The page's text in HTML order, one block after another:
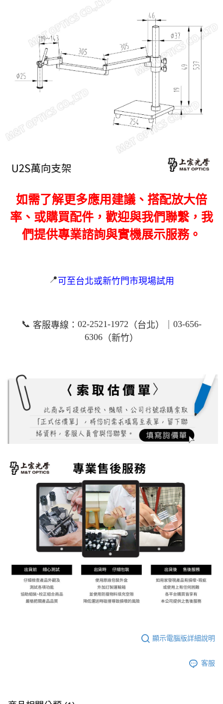
如需了解更多應用建議、搭配放大倍
率、或購買配件，歡迎與我們聯繫，我
們提供專業諮詢與實機展示服務。
📍可至台北或新竹門市現場試用
📞 客服專線： 02-2521-1972 （台北）｜ 03-656-
6306 （新竹）
顯示電腦版詳細說明
客服